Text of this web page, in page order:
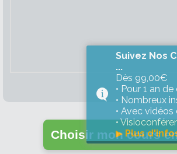
Choisir mon cours
Suivez Nos
...
Dès 99,00€
• Pour 1 an
• Nombreux
• Avec
•
▶ Plus